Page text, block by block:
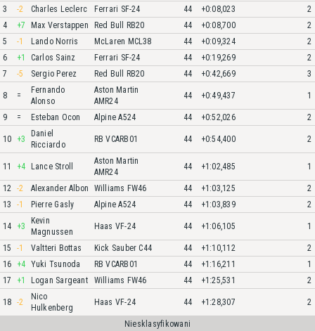
3
-2 Charles Leclerc Ferrari SF-24 44 +0:08,023
2
4
+7 Max Verstappen Red Bull RB20 44 +0:08,700
2
5
-1 Lando Norris McLaren MCL38 44 +0:09,324
2
6
+1 Carlos Sainz Ferrari SF-24 44 +0:19,269
2
7
-5 Sergio Perez Red Bull RB20 44 +0:42,669 3
8 =
Fernando
Alonso
Aston Martin
AMR24
44 +0:49,437 1
9 = Esteban Ocon Alpine A524 44 +0:52,026 2
10 +3
Daniel
Ricciardo
RB VCARB01 44 +0:54,400 2
11 +4 Lance Stroll
Aston Martin
AMR24
44 +1:02,485 1
12 -2 Alexander Albon Williams FW46 44 +1:03,125
2
13
-1 Pierre Gasly Alpine A524 44 +1:03,839 2
14 +3
Kevin
Magnussen
Haas VF-24 44 +1:06,105 1
15 -1 Valtteri Bottas Kick Sauber C44 44 +1:10,112
2
16
+4 Yuki Tsunoda RB VCARB01 44 +1:16,211
1
17
+1 Logan Sargeant Williams FW46 44 +1:25,531 2
18 -2
Nico
Hulkenberg
Haas VF-24 44 +1:28,307 2
Niesklasyfikowani